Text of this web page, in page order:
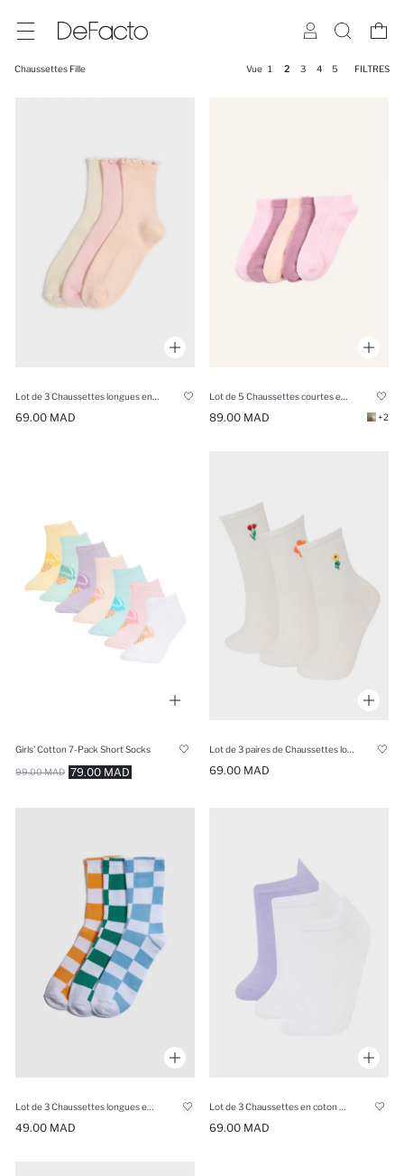
Chaussettes Fille Vue 1 2 3 4 5 FILTRES
69.00 MAD 89.00 MAD +2
Girls' Cotton 7-Pack Short Socks
79.00 MAD
99.00 MAD 69.00 MAD
49.00 MAD 69.00 MAD